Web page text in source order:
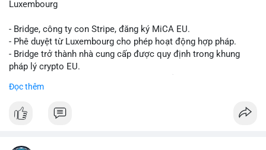
Luxembourg
- Bridge, công ty con Stripe, đăng ký MiCA EU.
- Phê duyệt từ Luxembourg cho phép hoạt động hợp pháp.
- Bridge trở thành nhà cung cấp được quy định trong khung
pháp lý crypto EU.
#luxembourg
Đọc thêm